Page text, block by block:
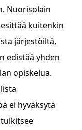
Nuorisolain
kuitenkin
järjestöiltä,
edistää yhden
opiskelua.
ei hyväksytä